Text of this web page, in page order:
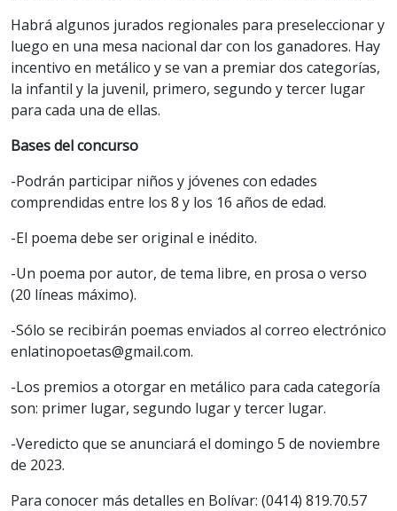
Habrá algunos jurados regionales para preseleccionar y
luego en una mesa nacional dar con los ganadores. Hay
incentivo en metálico y se van a premiar dos categorías,
la infantil y la juvenil, primero, segundo y tercer lugar
para cada una de ellas.
Bases del concurso
-Podrán participar niños y jóvenes con edades
comprendidas entre los 8 y los 16 años de edad.
-El poema debe ser original e inédito.
-Un poema por autor, de tema libre, en prosa o verso
(20 líneas máximo).
-Sólo se recibirán poemas enviados al correo electrónico
enlatinopoetas@gmail.com.
-Los premios a otorgar en metálico para cada categoría
son: primer lugar, segundo lugar y tercer lugar.
-Veredicto que se anunciará el domingo 5 de noviembre
de 2023.
Para conocer más detalles en Bolívar: (0414) 819.70.57